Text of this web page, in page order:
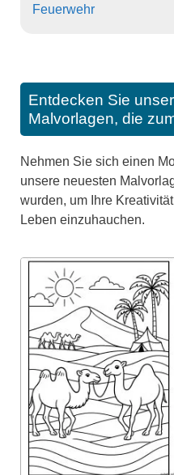
Feuerwehr
Entdecken Sie
Malvorlagen, die
Nehmen Sie sich einen
unsere neuesten
wurden, um Ihre
Leben einzuhauchen.